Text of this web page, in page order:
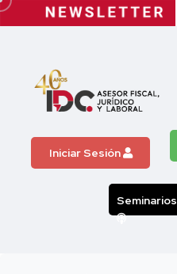
Iniciar Sesión
Seminarios